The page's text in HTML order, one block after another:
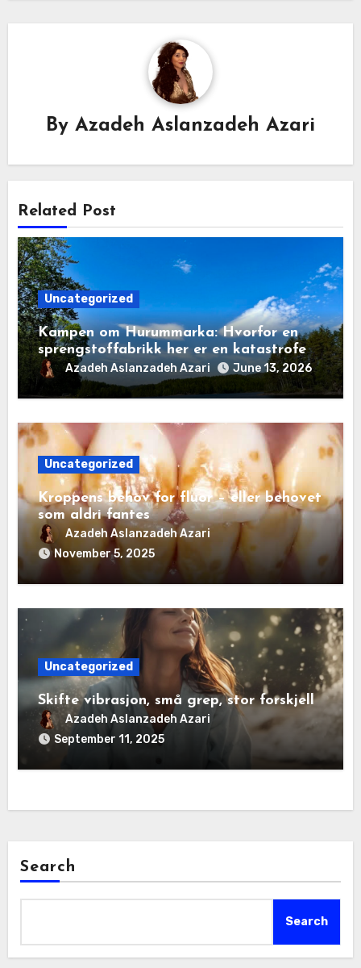
By Azadeh Aslanzadeh Azari
Related Post
Uncategorized
Kampen om Hurummarka: Hvorfor en
sprengstoffabrikk her er en katastrofe
for natur og lokalsamfunn
Azadeh Aslanzadeh Azari June 13, 2026
Uncategorized
Kroppens behov for fluor – eller behovet
som aldri fantes
Azadeh Aslanzadeh Azari
November 5, 2025
Uncategorized
Skifte vibrasjon, små grep, stor forskjell
Azadeh Aslanzadeh Azari
September 11, 2025
Search
Search